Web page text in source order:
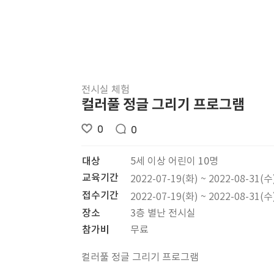
전시실 체험
컬러풀 정글 그리기 프로그램
0 0
대상
5세 이상 어린이 10명
교육기간
2022-07-19(화) ~ 2022-08-31(
접수기간 2022-07-19(화) ~ 2022-08-31(
장소
3층 별난 전시실
참가비
무료
컬러풀 정글 그리기 프로그램